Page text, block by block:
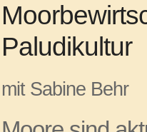
Paludikultur
mit Sabine Behr